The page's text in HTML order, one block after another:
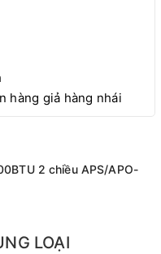
hàng giả hàng nhái
2 chiều APS/APO-
LOẠI